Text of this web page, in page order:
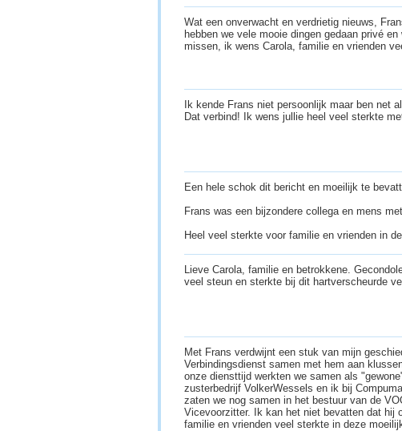
Wat een onverwacht en verdrietig nieuws,
hebben we vele mooie dingen gedaan privé
missen, ik wens Carola, familie en vrienden
Ik kende Frans niet persoonlijk maar ben net
Dat verbind! Ik wens jullie heel veel sterkte
Een hele schok dit bericht en moeilijk te
Frans was een bijzondere collega en mens
Heel veel sterkte voor familie en vrienden in
Lieve Carola, familie en betrokkene.
veel steun en sterkte bij dit hartverscheurde
Met Frans verdwijnt een stuk van mijn
Verbindingsdienst samen met hem aan
onze diensttijd werkten we samen als
zusterbedrijf VolkerWessels en ik bij
zaten we nog samen in het bestuur van de
Vicevoorzitter. Ik kan het niet bevatten dat hij
familie en vrienden veel sterkte in deze